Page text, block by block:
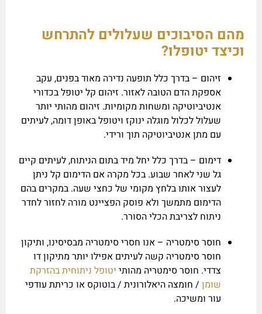
מהם הסיבוכים שעלולים להתרחש
וכיצד יטופלו?
זיהום – בדרך כלל תופעה נדירה מאוד בפנים, עקב
אספקת הדם הטובה לאזור. זיהום קל יטופל בכדורי
אנטיביוטיקה ומשחות מקומיות. זיהום מהותי יותר
שעלול לכלול מוגלה ינוקז ויטופל באופן דומה, לעיתים
עם מתן אנטיביוטיקה תוך ורידי.
דימום – בדרך כלל יחל מיד בתום הניתוח, לעיתים קיים
גל שני לאחר שבוע. בכל מקרה אם הדימום קל ניתן
לעצור אותו בלחץ מקומי של כחצי שעה. במקרים בהם
הדימום מתמשך ולא פוסק הפציינט מורה לחזור לחדר
ניתוח לצריבת הכלי הסורר.
חוסר סימטריה – אנו חסרי סימטריה מבסיסינו, ותיקון
חוסר סימטריה קשה לעיתים אפילו יותר מתיקון דו
צדדי. חוסר סימטריה מהותי יטופל ניתוחית בהזרקת
שומן / חומצה היאלורונית / בוטוקס או כריתת עודפי
עור ומשיכה.